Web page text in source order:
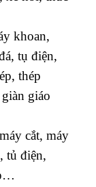
khoan,
tụ điện,
thép
giáo
cắt, máy
tủ điện,